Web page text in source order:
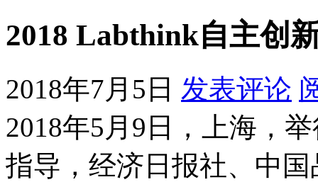
2018 Labthink自主创
2018年7月5日 发表评论
2018年5月9日，上海，
指导，经济日报社、中